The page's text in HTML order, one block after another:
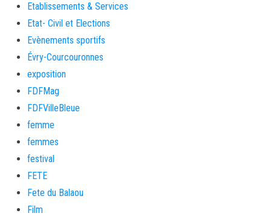
Etablissements & Services
Etat- Civil et Elections
Evènements sportifs
Évry-Courcouronnes
exposition
FDFMag
FDFVilleBleue
femme
femmes
festival
FETE
Fete du Balaou
Film